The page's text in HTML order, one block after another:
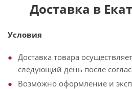
Доставка в
Условия
Доставка товара
следующий день после
Возможно оформление и